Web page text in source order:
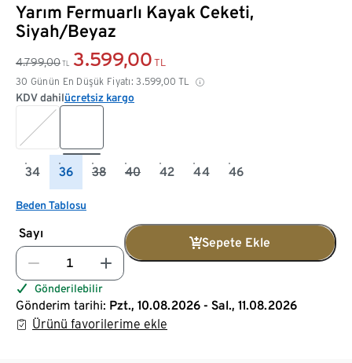
Yarım Fermuarlı Kayak Ceketi,
Siyah/Beyaz
4.799,00 TL 3.599,00 TL
30 Günün En Düşük Fiyatı: 3.599,00 TL
KDV dahilücretsiz kargo
34 36 38 40 42 44 46
Beden Tablosu
Sayı
Sepete Ekle
Gönderilebilir
Gönderim tarihi: Pzt., 10.08.2026 - Sal., 11.08.2026
Ürünü favorilerime ekle